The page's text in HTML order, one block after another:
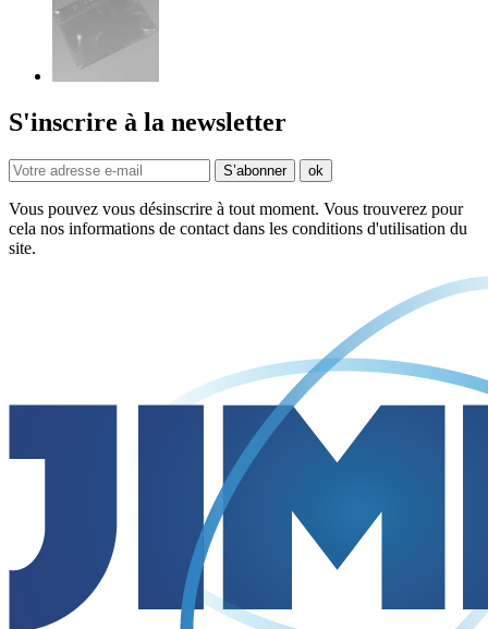
S'inscrire à la newsletter
Vous pouvez vous désinscrire à tout moment. Vous trouverez pour
cela nos informations de contact dans les conditions d'utilisation du
site.